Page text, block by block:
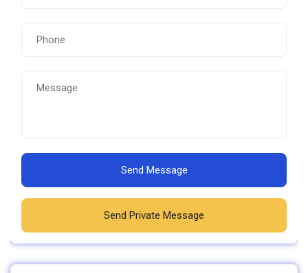
Send Message
Send Private Message